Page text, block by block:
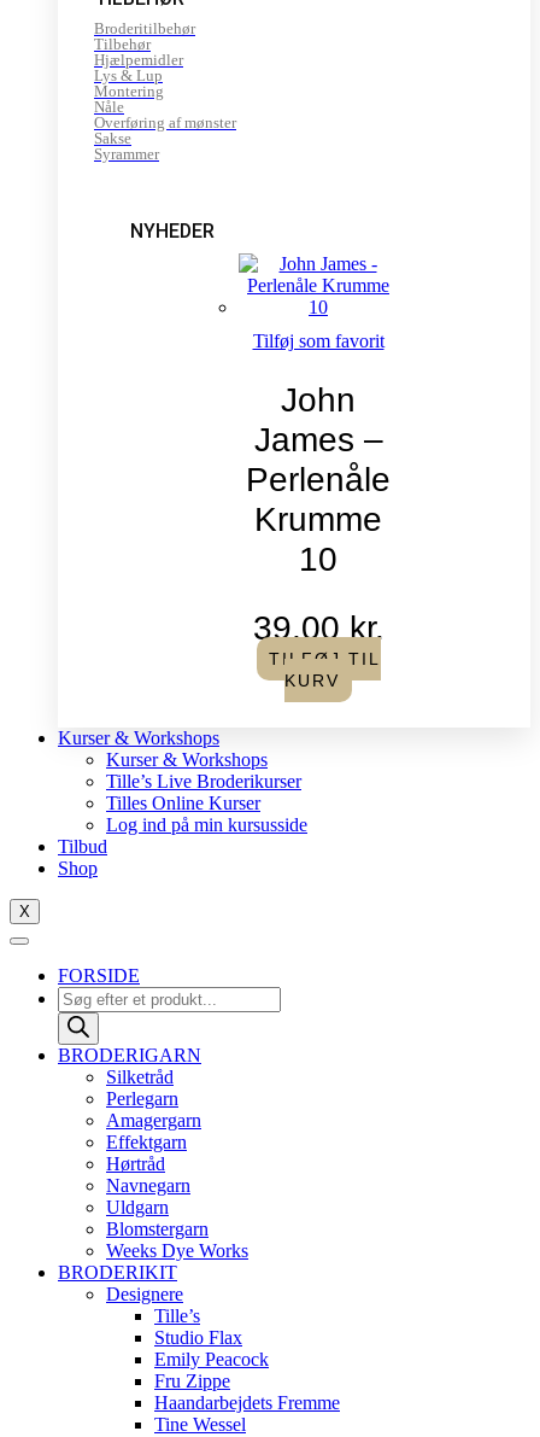
Broderitilbehør
Tilbehør
Hjælpemidler
Lys & Lup
Montering
Nåle
Overføring af mønster
Sakse
Syrammer
NYHEDER
Tilføj som favorit
John
James –
Perlenåle
Krumme
10
39,00kr.
TILFØJ TIL
KURV
Kurser & Workshops
Kurser & Workshops
Tille’s Live Broderikurser
Tilles Online Kurser
Log ind på min kursusside
Tilbud
Shop
X
FORSIDE
Products
search
BRODERIGARN
Silketråd
Perlegarn
Amagergarn
Effektgarn
Hørtråd
Navnegarn
Uldgarn
Blomstergarn
Weeks Dye Works
BRODERIKIT
Designere
Tille’s
Studio Flax
Emily Peacock
Fru Zippe
Haandarbejdets Fremme
Tine Wessel